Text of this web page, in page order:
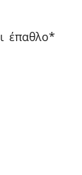
έπαθλο*